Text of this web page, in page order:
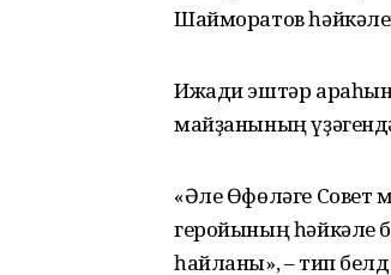
Шайморатов
Ижади эштәр
майҙанының
«Әле Өфөләге Совет
геройының һәйкәле
һайланы», – тип